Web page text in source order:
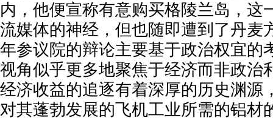
内，他便宣称有意购买格陵兰岛，这
流媒体的神经，但也随即遭到了丹麦
年参议院的辩论主要基于政治权宜的
视角似乎更多地聚焦于经济而非政治
经济收益的追逐有着深厚的历史渊源
对其蓬勃发展的飞机工业所需的铝材